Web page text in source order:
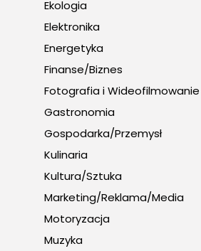
Ekologia
Elektronika
Energetyka
Finanse/Biznes
Fotografia i Wideofilmowanie
Gastronomia
Gospodarka/Przemysł
Kulinaria
Kultura/Sztuka
Marketing/Reklama/Media
Motoryzacja
Muzyka